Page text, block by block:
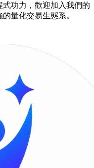
功力，歡迎加入我們的
量化交易生態系。